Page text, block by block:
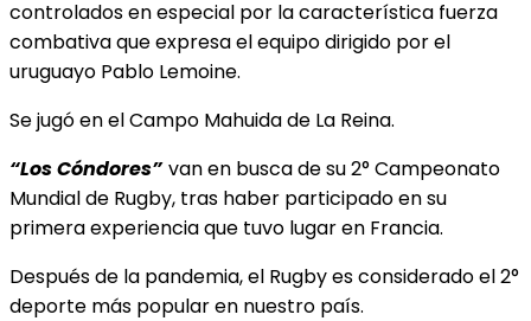
controlados en especial por la característica fuerza
combativa que expresa el equipo dirigido por el
uruguayo Pablo Lemoine.
Se jugó en el Campo Mahuida de La Reina.
“Los Cóndores” van en busca de su 2° Campeonato
Mundial de Rugby, tras haber participado en su
primera experiencia que tuvo lugar en Francia.
Después de la pandemia, el Rugby es considerado el 2°
deporte más popular en nuestro país.